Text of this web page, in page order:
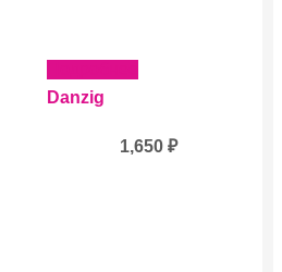
Danzig
1,650₽